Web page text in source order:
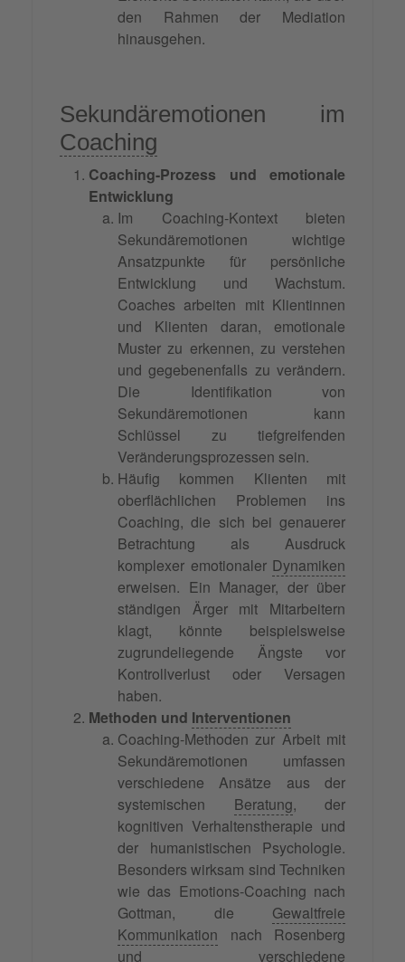
den Rahmen der Mediation
hinausgehen.
Sekundäremotionen im
Coaching
Coaching-Prozess und emotionale
Entwicklung
Im Coaching-Kontext bieten
Sekundäremotionen wichtige
Ansatzpunkte für persönliche
Entwicklung und Wachstum.
Coaches arbeiten mit Klientinnen
und Klienten daran, emotionale
Muster zu erkennen, zu verstehen
und gegebenenfalls zu verändern.
Die Identifikation von
Sekundäremotionen kann
Schlüssel zu tiefgreifenden
Veränderungsprozessen sein.
Häufig kommen Klienten mit
oberflächlichen Problemen ins
Coaching, die sich bei genauerer
Betrachtung als Ausdruck
komplexer emotionaler Dynamiken
erweisen. Ein Manager, der über
ständigen Ärger mit Mitarbeitern
klagt, könnte beispielsweise
zugrundeliegende Ängste vor
Kontrollverlust oder Versagen
haben.
Methoden und Interventionen
Coaching-Methoden zur Arbeit mit
Sekundäremotionen umfassen
verschiedene Ansätze aus der
systemischen Beratung, der
kognitiven Verhaltenstherapie und
der humanistischen Psychologie.
Besonders wirksam sind Techniken
wie das Emotions-Coaching nach
Gottman, die Gewaltfreie
Kommunikation nach Rosenberg
und verschiedene